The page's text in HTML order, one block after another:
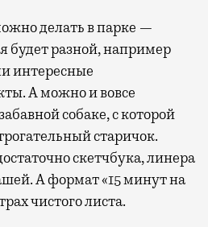
делать в парке —
будет разной, например
интересные
А можно и вовсе
собаке, с которой
старичок.
скетчбука, линера
А формат «15 минут на
чистого листа.